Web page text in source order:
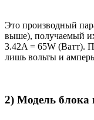
Это производный
выше), получаемый
3.42A = 65W (Ватт).
лишь вольты и
2) Модель блока